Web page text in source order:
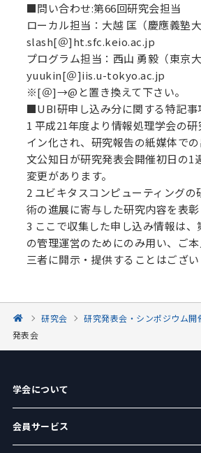
■問い合わせ:第66回研究会担当
ローカル担当：大越 匡（慶應義塾大
slash[＠]ht.sfc.keio.ac.jp
プログラム担当：西山 勇毅（東京大
yuukin[＠]iis.u-tokyo.ac.jp
※[＠]→@と置き換えて下さい。
■UBI研申し込み分に関する特記事
1 平成21年度より情報処理学会の
イン化され、研究報告の紙媒体で
文公知日が研究発表会開催初日の1
変更があります。
2 ユビキタスコンピューティングの
術の進展に寄与した研究内容を表彰
3 ここで収集した申し込み情報は
の管理運営のためにのみ用い、ご
三者に開示・提供することはござい
研究会 研究発表会・シンポジウム開
発表会
学会について
会員サービス